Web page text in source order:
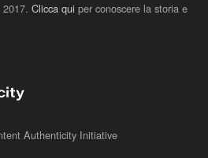
Clicca qui per conoscere la storia e
Authenticity Initiative